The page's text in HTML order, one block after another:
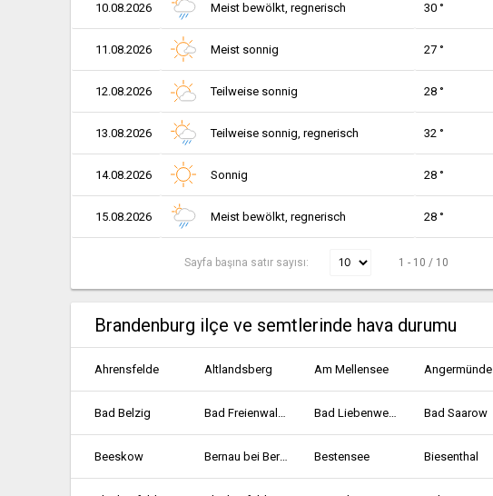
10.08.2026 Meist bewölkt, regnerisch 30 °
11.08.2026 Meist sonnig 27 °
12.08.2026 Teilweise sonnig 28 °
13.08.2026 Teilweise sonnig, regnerisch 32 °
14.08.2026 Sonnig 28 °
15.08.2026 Meist bewölkt, regnerisch 28 °
Sayfa başına satır sayısı: 1 - 10 / 10
Brandenburg ilçe ve semtlerinde hava durumu
Ahrensfelde Altlandsberg Am Mellensee Angermünde
Bad Belzig Bad Freienwalde Bad Liebenwerda Bad Saarow
Beeskow Bernau bei Berlin Bestensee Biesenthal